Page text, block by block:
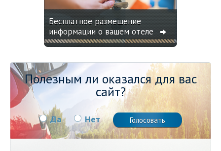
Бесплатное размещение
информации о вашем отеле
Полезным ли оказался для вас
сайт?
Да Нет